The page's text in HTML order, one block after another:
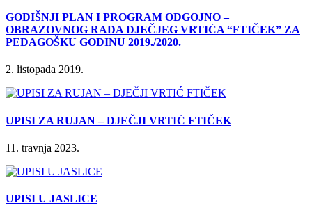
GODIŠNJI PLAN I PROGRAM ODGOJNO –
OBRAZOVNOG RADA DJEČJEG VRTIĆA “FTIČEK” ZA
PEDAGOŠKU GODINU 2019./2020.
2. listopada 2019.
UPISI ZA RUJAN – DJEČJI VRTIĆ FTIČEK
11. travnja 2023.
UPISI U JASLICE